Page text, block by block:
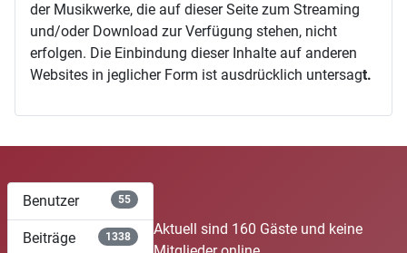
der Musikwerke, die auf dieser Seite zum Streaming
und/oder Download zur Verfügung stehen, nicht
erfolgen. Die Einbindung dieser Inhalte auf anderen
Websites in jeglicher Form ist ausdrücklich untersagt.
Benutzer 55
Beiträge 1338
Aktuell sind 160 Gäste und keine